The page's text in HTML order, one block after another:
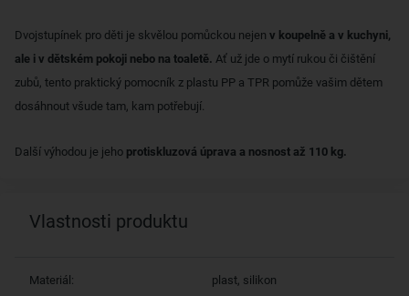
Dvojstupínek pro děti je skvělou pomůckou nejen v koupelně a v kuchyni,
ale i v dětském pokoji nebo na toaletě. Ať už jde o mytí rukou či čištění
zubů, tento praktický pomocník z plastu PP a TPR pomůže vašim dětem
dosáhnout všude tam, kam potřebují.
Další výhodou je jeho protiskluzová úprava a nosnost až 110 kg.
Vlastnosti produktu
Materiál: plast, silikon